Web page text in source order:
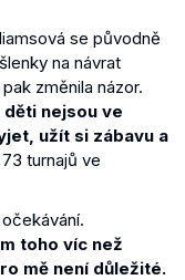
se původně
na návrat
změnila názor.
nejsou ve
užít si zábavu a
turnajů ve
toho víc než
mě není důležité.